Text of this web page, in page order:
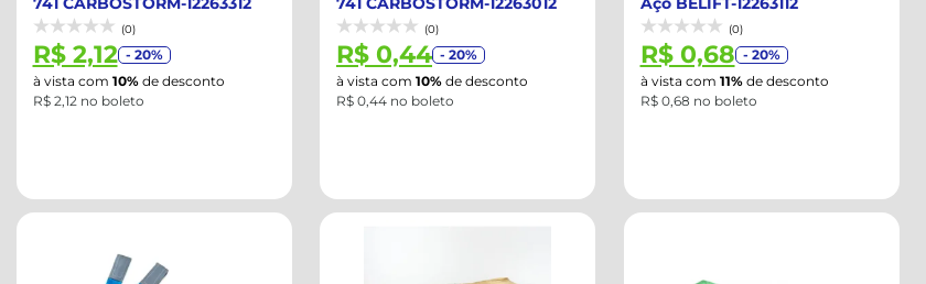
(0)
R$ 2,12 - 20%
à vista com 10%de desconto
R$ 2,12 no boleto
(0)
R$ 0,44 - 20%
à vista com 10% de desconto
R$ 0,44 no boleto
(0)
R$ 0,68 - 20%
à vista com 11%de desconto
R$ 0,68 no boleto